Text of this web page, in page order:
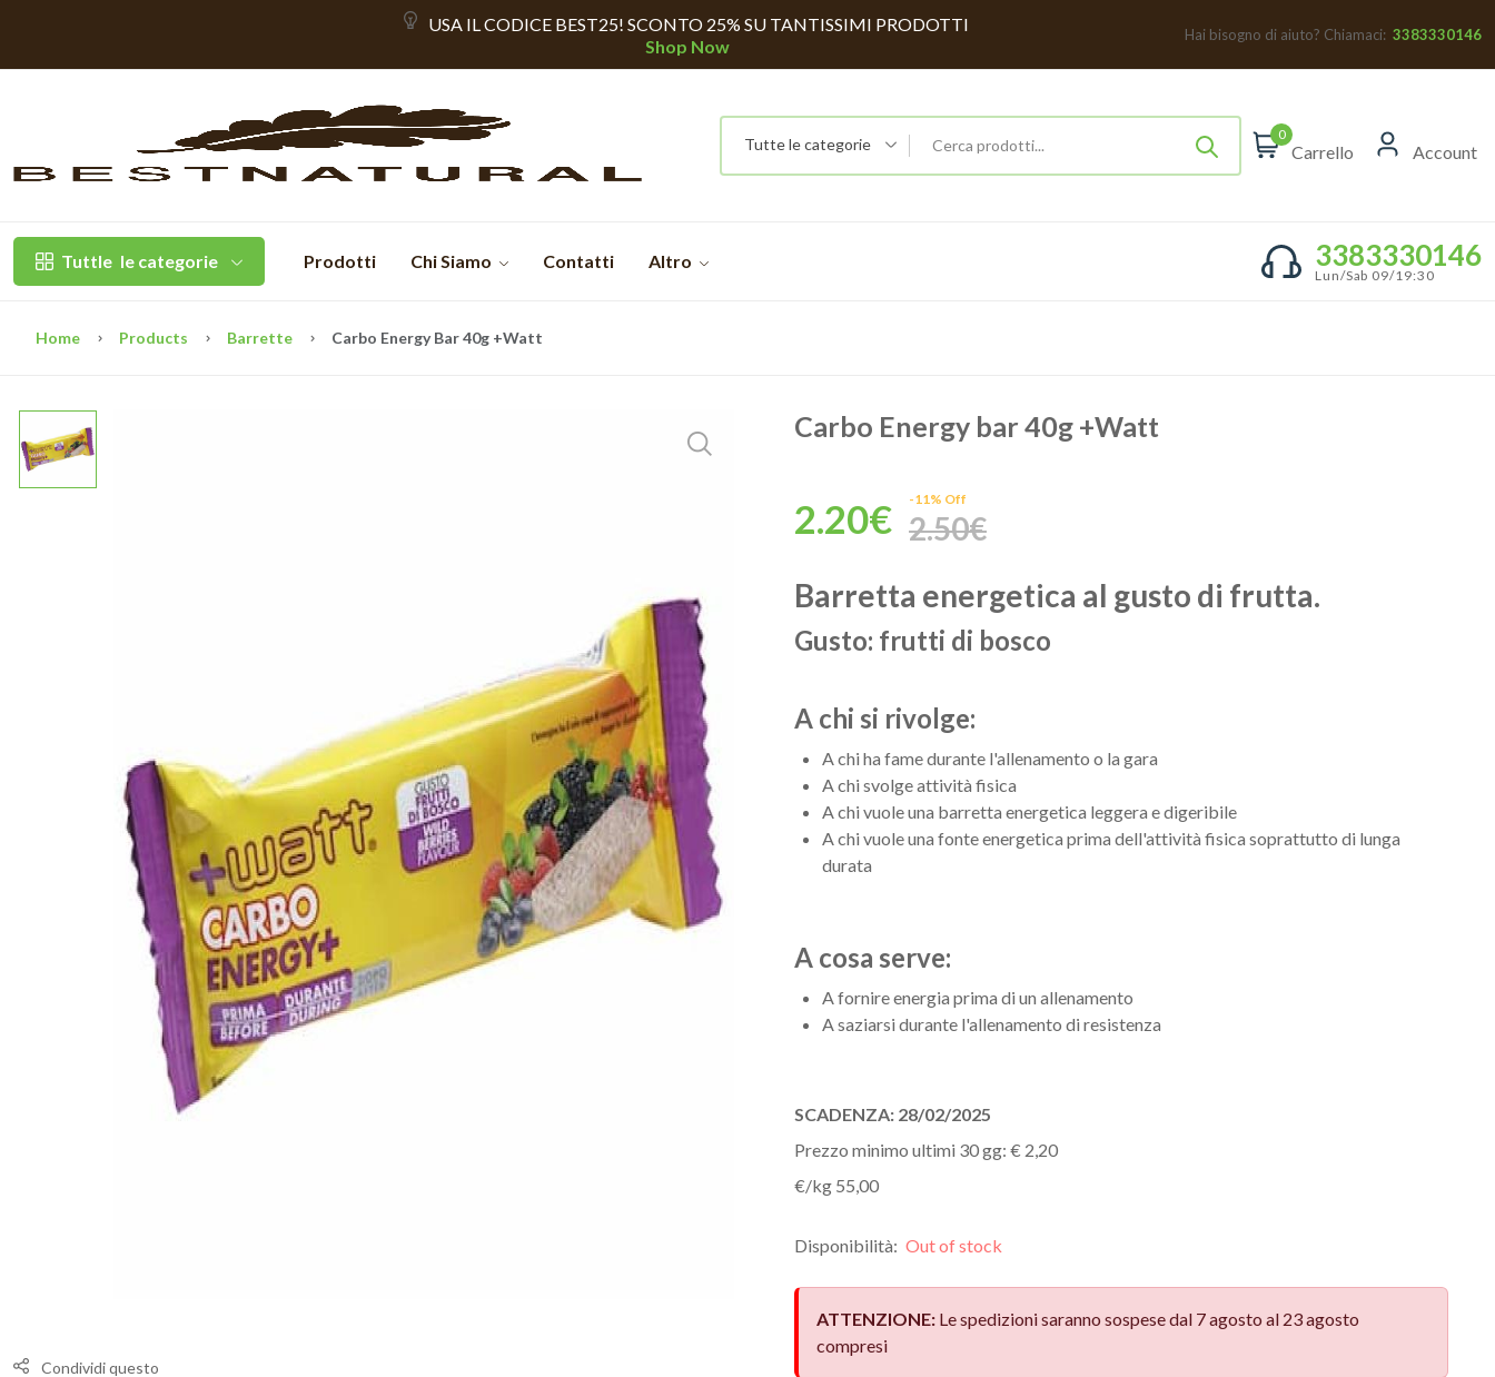
USA IL CODICE BEST25! SCONTO 25% SU TANTISSIMI PRODOTTI
Shop Now
Hai bisogno di aiuto? Chiamaci: 3383330146
Tutte le categorie
0
Carrello Account
Tuttle le categorie Prodotti Chi Siamo Contatti Altro 3383330146
Lun/Sab 09/19:30
Home Products Barrette Carbo Energy Bar 40g +Watt
Condividi questo
Carbo Energy bar 40g +Watt
2.20€ -11% Off
2.50€
Barretta energetica al gusto di frutta.
Gusto: frutti di bosco
A chi si rivolge:
A chi ha fame durante l'allenamento o la gara
A chi svolge attività fisica
A chi vuole una barretta energetica leggera e digeribile
A chi vuole una fonte energetica prima dell'attività fisica soprattutto di lunga
durata
A cosa serve:
A fornire energia prima di un allenamento
A saziarsi durante l'allenamento di resistenza
SCADENZA: 28/02/2025
Prezzo minimo ultimi 30 gg: € 2,20
€/kg 55,00
Disponibilità: Out of stock
ATTENZIONE: Le spedizioni saranno sospese dal 7 agosto al 23 agosto
compresi